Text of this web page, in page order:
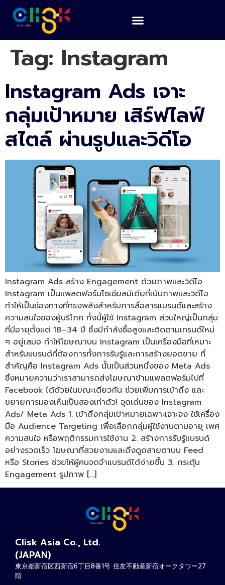
Tag: Instagram
Instagram Ads เจาะ
กลุ่มเป้าหมาย เสิร์ฟไลฟ์
สไตล์ ผ่านรูปและวิดีโอ
Instagram Ads สร้าง Engagement ด้วยภาพและวิดีโอ
Instagram เป็นแพลตฟอร์มโซเชียลมีเดียที่เน้นภาพและวิดีโอ
ทำให้เป็นช่องทางที่ทรงพลังสำหรับการสื่อสารแบรนด์และสร้าง
ความสนใจของผู้บริโภค ทั้งนี้ผู้ใช้ Instagram ส่วนใหญ่เป็นกลุ่ม
ที่มีอายุตั้งแต่ 18–34 ปี ซึ่งมีกำลังซื้อสูงและติดตามเทรนด์ใหม่
ๆ อยู่เสมอ ทำให้โฆษณาบน Instagram เป็นเครื่องมือที่เหมาะ
สำหรับแบรนด์ที่ต้องการทั้งการรับรู้และการสร้างยอดขาย ที่
สำคัญคือ Instagram Ads นั้นเป็นส่วนหนึ่งของ Meta Ads
ซึ่งหมายความว่าเราสามารถส่งโฆษณาข้ามแพลตฟอร์มไปที่
Facebook ได้ด้วยในขณะเดียวกัน ช่วยเพิ่มการเข้าถึง และ
ขยายการมองเห็นเป็นสองเท่าตัว! จุดเด่นของ Instagram
Ads/ Meta Ads 1. เข้าถึงกลุ่มเป้าหมายเฉพาะเจาะจง ใช้เครื่อง
มือ Audience Targeting เพื่อเลือกกลุ่มผู้ใช้งานตามอายุ เพศ
ความสนใจ หรือพฤติกรรมการใช้งาน 2. สร้างการรับรู้แบรนด์
อย่างรวดเร็ว โฆษณาที่สวยงามและดึงดูดสายตาบน Feed
หรือ Stories ช่วยให้ผู้คนจดจำแบรนด์ได้ง่ายขึ้น 3. กระตุ้น
Engagement รูปภาพ […]
Clisk Asia Co., Ltd.
(JAPAN)
東京都新宿区西新宿6丁目8番1号 住友不動産新宿オークタワー27
階